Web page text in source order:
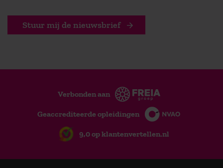
Stuur mij de nieuwsbrief
Verbonden aan
Geaccrediteerde opleidingen
9,0 op klantenvertellen.nl